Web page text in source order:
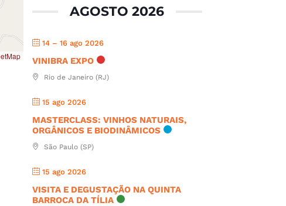
AGOSTO 2026
14 – 16 ago 2026
VINIBRA EXPO
Rio de Janeiro (RJ)
15 ago 2026
MASTERCLASS: VINHOS NATURAIS,
ORGÂNICOS E BIODINÂMICOS
São Paulo (SP)
15 ago 2026
VISITA E DEGUSTAÇÃO NA QUINTA
BARROCA DA TÍLIA